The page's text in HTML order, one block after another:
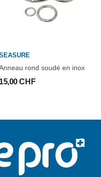
rond soudé en inox
15,00 CHF